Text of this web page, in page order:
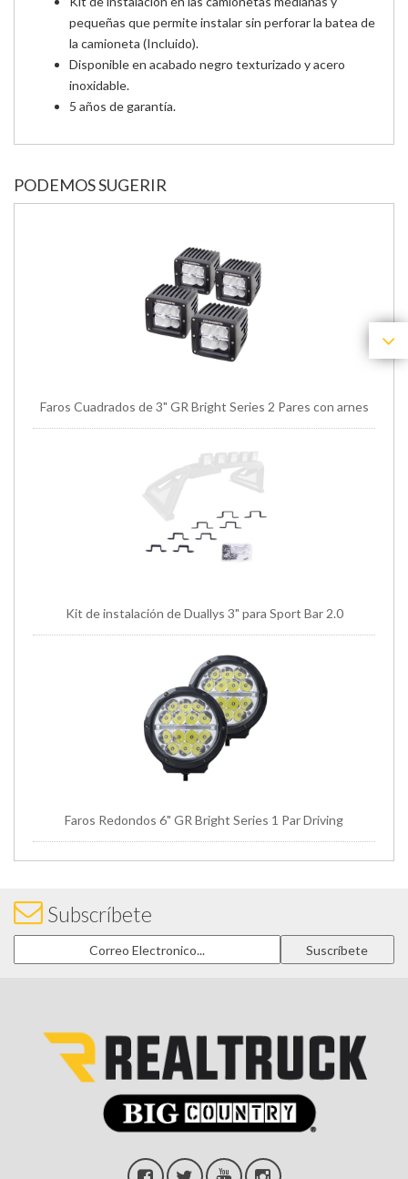
pequeñas que permite instalar sin perforar la batea de
la camioneta (Incluido).
Disponible en acabado negro texturizado y acero
inoxidable.
5 años de garantía.
PODEMOS SUGERIR
Faros Cuadrados de 3" GR Bright Series 2 Pares con arnes
Kit de instalación de Duallys 3" para Sport Bar 2.0
Faros Redondos 6" GR Bright Series 1 Par Driving
Subscríbete